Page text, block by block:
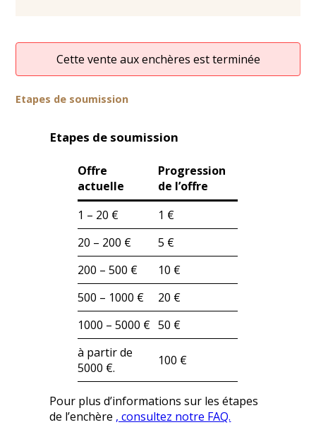
Cette vente aux enchères est terminée
Etapes de soumission
Etapes de soumission
Offre
actuelle
Progression
de l’offre
1 – 20 €
1 €
20 – 200 €
5 €
200 – 500 €
10 €
500 – 1000 €
20 €
1000 – 5000 € 50 €
à partir de
5000 €.
100 €
Pour plus d’informations sur les étapes
de l’enchère , consultez notre FAQ.